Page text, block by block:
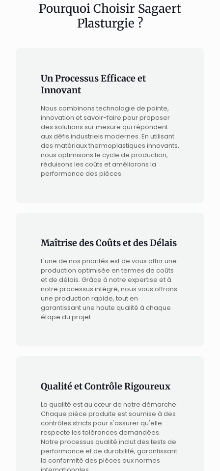
Pourquoi Choisir Sagaert
Plasturgie ?
Un Processus Efficace et
Innovant
Nous combinons technologie de pointe,
innovation et savoir-faire pour proposer
des solutions sur mesure qui répondent
aux défis industriels modernes. En utilisant
des matériaux thermoplastiques innovants,
nous optimisons le cycle de production,
réduisons les coûts et améliorons la
performance des pièces.
Maîtrise des Coûts et des Délais
L'une de nos priorités est de vous offrir une
production optimisée en termes de coûts
et de délais. Grâce à notre expertise et à
notre processus intégré, nous vous offrons
une production rapide, tout en
garantissant une haute qualité à chaque
étape du projet.
Qualité et Contrôle Rigoureux
La qualité est au cœur de notre démarche.
Chaque pièce produite est soumise à des
contrôles stricts pour s'assurer qu'elle
respecte les tolérances demandées.
Notre processus qualité inclut des tests de
performance et de durabilité, garantissant
la conformité des pièces aux normes